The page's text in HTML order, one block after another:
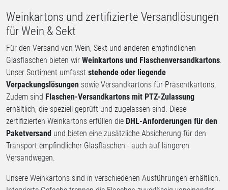
Weinkartons und zertifizierte Versandlösungen
für Wein & Sekt
Für den Versand von Wein, Sekt und anderen empfindlichen
Glasflaschen bieten wir Weinkartons und Flaschenversandkartons.
Unser Sortiment umfasst stehende oder liegende
Verpackungslösungen sowie Versandkartons für Präsentkartons.
Zudem sind Flaschen-Versandkartons mit PTZ-Zulassung
erhältlich, die speziell geprüft und zugelassen sind. Diese
zertifizierten Weinkartons erfüllen die DHL-Anforderungen für den
Paketversand und bieten eine zusätzliche Absicherung für den
Transport empfindlicher Glasflaschen - auch auf längeren
Versandwegen.
Unsere Weinkartons sind in verschiedenen Ausführungen erhältlich.